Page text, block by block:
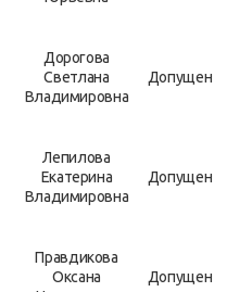
Дорогова
Светлана
Владимировна
Допущен
Лепилова
Екатерина
Владимировна
Допущен
Правдикова
Оксана
Допущен